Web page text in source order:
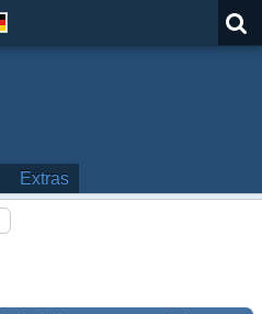
Extras